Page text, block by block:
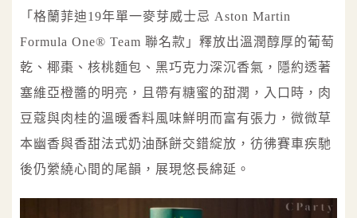
「格蘭菲迪19年單一麥芽威士忌 Aston Martin
Formula One® Team 聯名款」釋放出溫潤醇厚的葡萄
乾、椰棗、核桃麵包、黑巧克力深沉香氣，隱約透著
塞維亞橙醬的明亮，且帶有糖蜜的甜潤，入口時，肉
豆蔻與肉桂的溫暖香料風味鮮明而富有張力，微微草
本幽香與香甜法式奶油酥餅交錯綻放，彷彿賽車疾馳
後仍縈繞心間的尾韻，展現悠長綿延。